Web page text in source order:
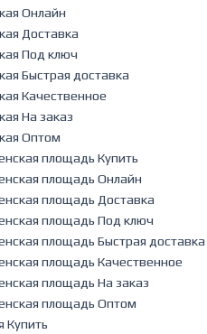
Онлайн
Доставка
Под ключ
Быстрая доставка
Качественное
На заказ
Оптом
площадь Купить
площадь Онлайн
площадь Доставка
площадь Под ключ
площадь Быстрая доставка
площадь Качественное
площадь На заказ
площадь Оптом
Купить